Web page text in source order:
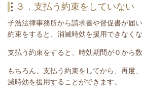
３．支払う約束をしていない
子浩法律事務所から請求書や督促書が届
約束をすると、消滅時効を援用できなくな
支払う約束をすると、時効期間が０から数
もちろん、支払う約束をしてから、再度
滅時効を援用することができます。